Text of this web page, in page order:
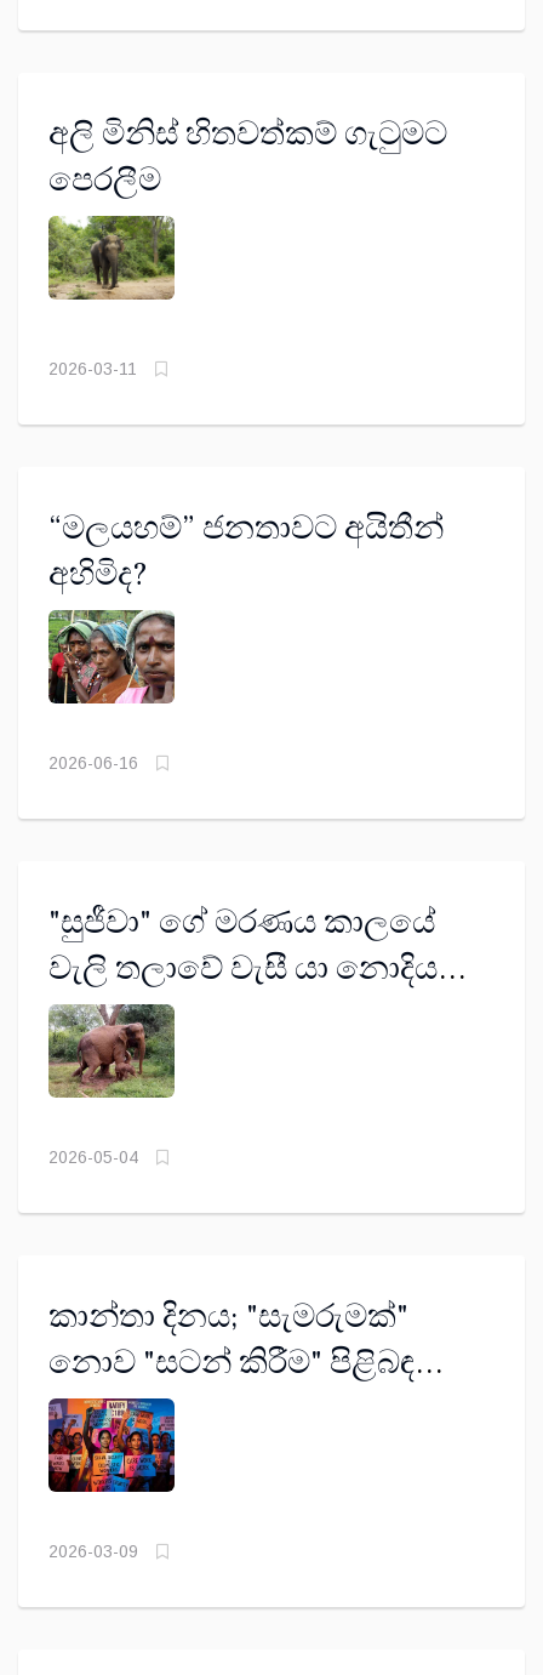
අලි මිනිස් හිතවත්කම් ගැටුමට
පෙරලීම
2026-03-11
“මලයහම්” ජනතාවට අයිතීන්
අහිමිද?
2026-06-16
"සුජීවා" ගේ මරණය කාලයේ
වැලි තලාවේ වැසී යා නොදිය
යුතුය!
2026-05-04
කාන්තා දිනය; "සැමරුමක්"
නොව "සටන් කිරීම" පිළිබඳ
ප්‍රශ්නාර්ථයකි
2026-03-09